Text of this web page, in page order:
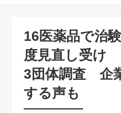
16医薬品で治
度見直し受け
3団体調査 企
する声も